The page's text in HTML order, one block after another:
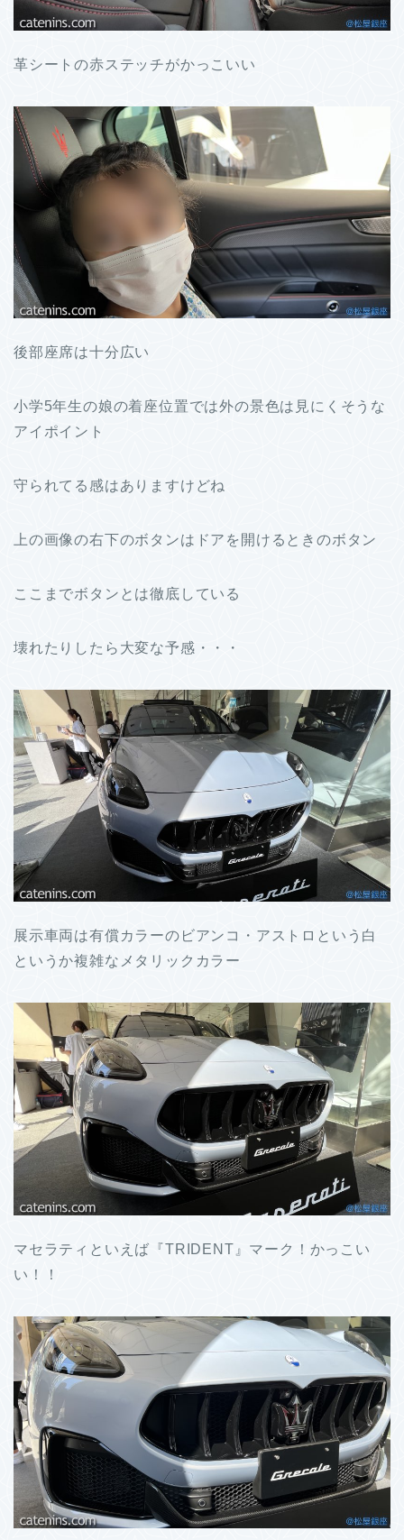
革シートの赤ステッチがかっこいい
後部座席は十分広い
小学5年生の娘の着座位置では外の景色は見にくそうな
アイポイント
守られてる感はありますけどね
上の画像の右下のボタンはドアを開けるときのボタン
ここまでボタンとは徹底している
壊れたりしたら大変な予感・・・
展示車両は有償カラーのビアンコ・アストロという白
というか複雑なメタリックカラー
マセラティといえば『TRIDENT』マーク！かっこい
い！！